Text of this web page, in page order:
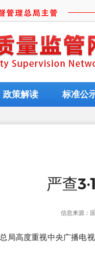
政策解读 标准公
严查
信息来源：
局高度重视中央广播电